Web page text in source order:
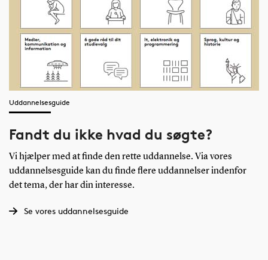
Uddannelsesguide
Fandt du ikke hvad du søgte?
Vi hjælper med at finde den rette uddannelse. Via vores
uddannelsesguide kan du finde flere uddannelser indenfor
det tema, der har din interesse.
Se vores uddannelsesguide